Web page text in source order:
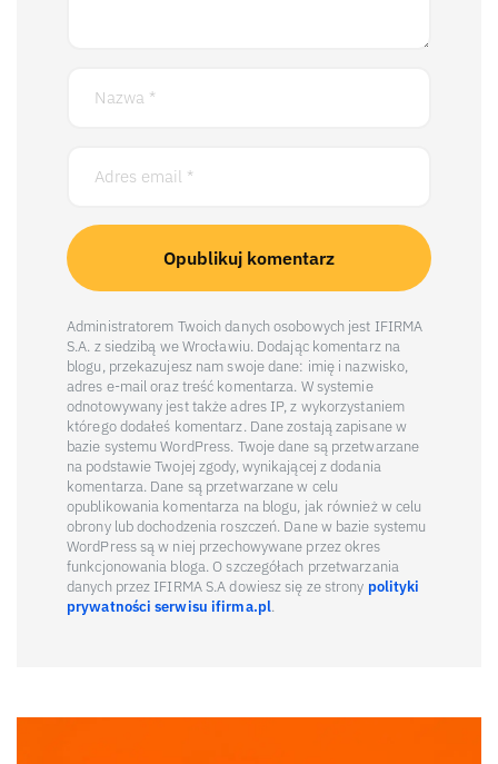
Administratorem Twoich danych osobowych jest IFIRMA
S.A. z siedzibą we Wrocławiu. Dodając komentarz na
blogu, przekazujesz nam swoje dane: imię i nazwisko,
adres e-mail oraz treść komentarza. W systemie
odnotowywany jest także adres IP, z wykorzystaniem
którego dodałeś komentarz. Dane zostają zapisane w
bazie systemu WordPress. Twoje dane są przetwarzane
na podstawie Twojej zgody, wynikającej z dodania
komentarza. Dane są przetwarzane w celu
opublikowania komentarza na blogu, jak również w celu
obrony lub dochodzenia roszczeń. Dane w bazie systemu
WordPress są w niej przechowywane przez okres
funkcjonowania bloga. O szczegółach przetwarzania
danych przez IFIRMA S.A dowiesz się ze strony polityki
prywatności serwisu ifirma.pl.